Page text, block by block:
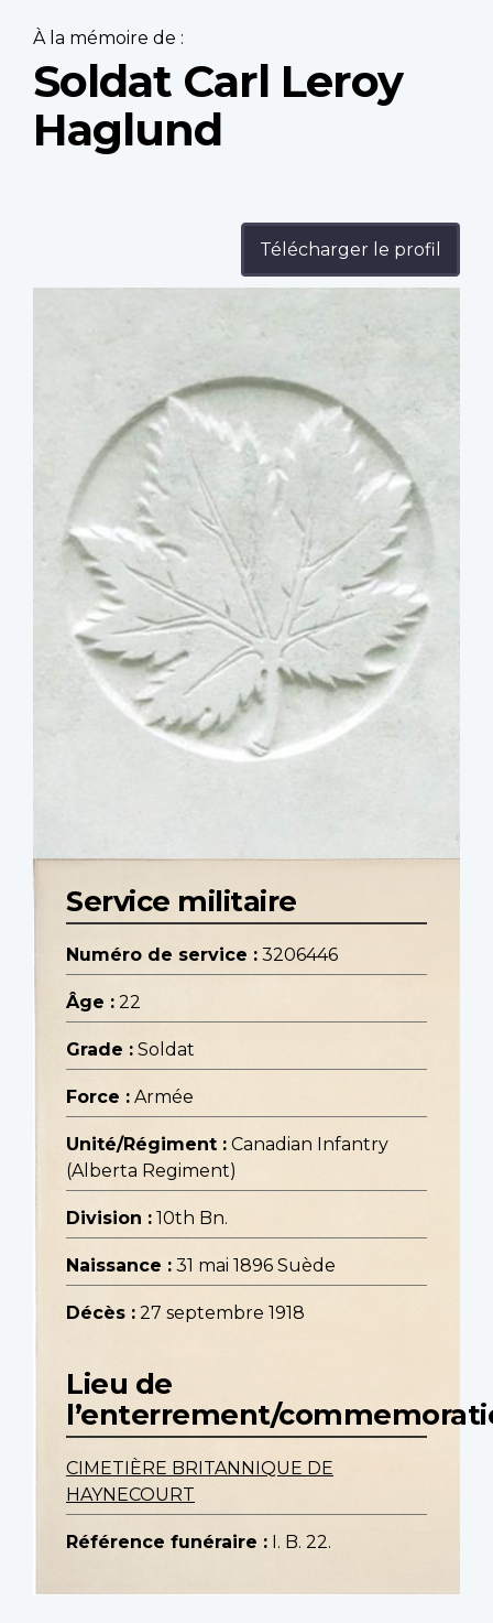
À la mémoire de :
Soldat Carl Leroy
Haglund
Télécharger le profil
Service militaire
Numéro de service : 3206446
Âge : 22
Grade : Soldat
Force : Armée
Unité/Régiment : Canadian Infantry
(Alberta Regiment)
Division : 10th Bn.
Naissance : 31 mai 1896 Suède
Décès : 27 septembre 1918
Lieu de
l’enterrement/
CIMETIÈRE BRITANNIQUE DE
HAYNECOURT
Référence funéraire : I. B. 22.